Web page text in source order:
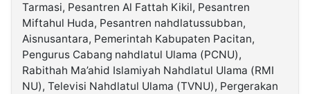
Tarmasi, Pesantren Al Fattah Kikil, Pesantren
Miftahul Huda, Pesantren nahdlatussubban,
Aisnusantara, Pemerintah Kabupaten Pacitan,
Pengurus Cabang nahdlatul Ulama (PCNU),
Rabithah Ma’ahid Islamiyah Nahdlatul Ulama (RMI
NU), Televisi Nahdlatul Ulama (TVNU), Pergerakan